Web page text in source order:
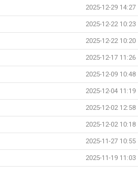
2025-12-29 14:27
2025-12-22 10:23
2025-12-22 10:20
2025-12-17 11:26
2025-12-09 10:48
2025-12-04 11:19
2025-12-02 12:58
2025-12-02 10:18
2025-11-27 10:55
2025-11-19 11:03